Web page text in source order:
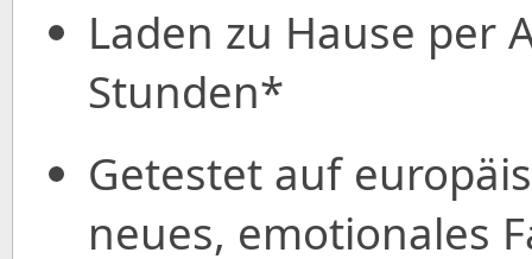
Laden zu Hause per
Stunden*
Getestet auf
neues, emotionales